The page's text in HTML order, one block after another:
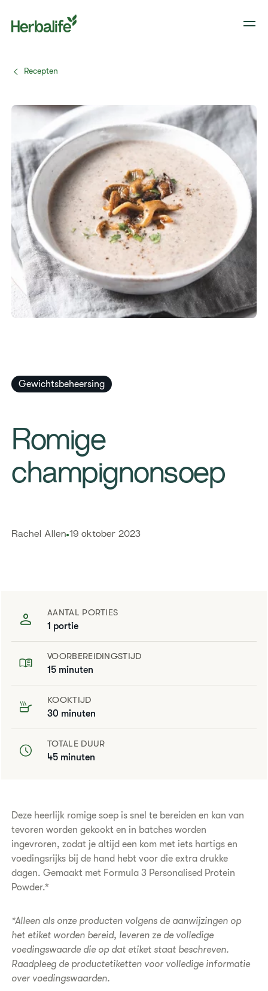
Recepten
Gewichtsbeheersing
​Romige
champignonsoep
​​Rachel Allen​ 19 oktober 2023
AANTAL PORTIES
1 portie
VOORBEREIDINGSTIJD
15 minuten
KOOKTIJD
30 minuten
TOTALE DUUR
45 minuten
​Deze heerlijk romige soep is snel te bereiden en kan van
tevoren worden gekookt en in batches worden
ingevroren, zodat je altijd een kom met iets hartigs en
voedingsrijks bij de hand hebt voor die extra drukke
dagen. Gemaakt met Formula 3 Personalised Protein
Powder.*
*Alleen als onze producten volgens de aanwijzingen op
het etiket worden bereid, leveren ze de volledige
voedingswaarde die op dat etiket staat beschreven.
Raadpleeg de productetiketten voor volledige informatie
over voedingswaarden.